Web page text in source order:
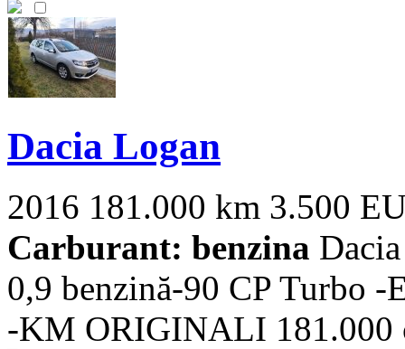
Dacia Logan
2016 181.000 km 3.500
Carburant: benzina
0,9 benzină-90 CP Turbo -
-KM ORIGINALI 181.000